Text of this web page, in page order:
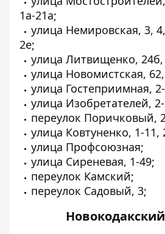
1а-21а;
улица Немировская, 3,
2е;
улица Литвищенко, 24б,
улица Новомистская,
улица Гостеприимная,
улица Изобретателей,
переулок Поричковый,
улица Ковтуненко, 1-11,
улица Профсоюзная;
улица Сиреневая, 1-49;
переулок Камский;
переулок Садовый, 3;